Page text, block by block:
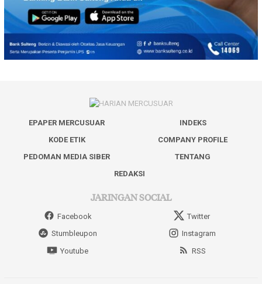
EPAPER MERCUSUAR
INDEKS
KODE ETIK
COMPANY PROFILE
PEDOMAN MEDIA SIBER
TENTANG
REDAKSI
JARINGAN SOCIAL
Facebook
Twitter
Stumbleupon
Instagram
Youtube
RSS